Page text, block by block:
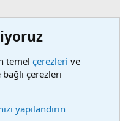
temel çerezleri ve
çerezleri
yapılandırın